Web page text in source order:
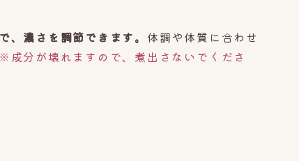
、濃さを調節できます。 体調や体質に合わせ
※成分が壊れますので、煮出さないでくださ